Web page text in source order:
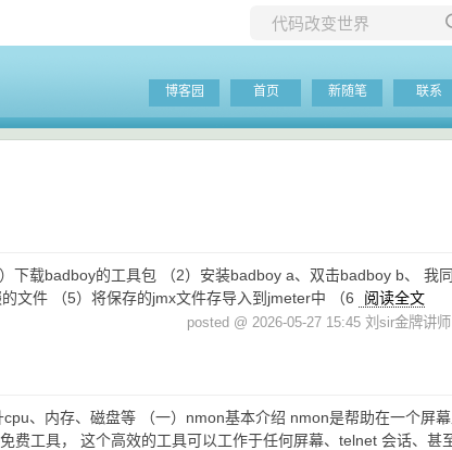
当前
博客园 首页 新随笔 联系
载badboy的工具包 （2）安装badboy a、双击badboy b、 我
文件 （5）将保存的jmx文件存导入到jmeter中 （6
阅读全文
posted @ 2026-05-27 15:45 刘sir金牌讲师
、内存、磁盘等 （一）nmon基本介绍 nmon是帮助在一个屏
费工具， 这个高效的工具可以工作于任何屏幕、telnet 会话、甚